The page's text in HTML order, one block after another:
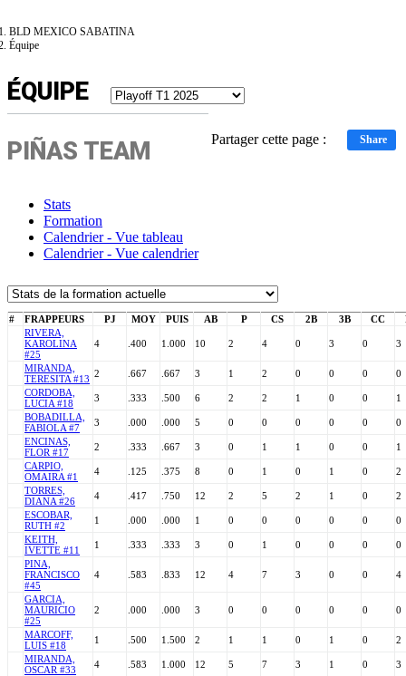
BLD MEXICO SABATINA
Équipe
ÉQUIPE
Partager cette page : Share
PIÑAS TEAM
Stats
Formation
Calendrier - Vue tableau
Calendrier - Vue calendrier
# FRAPPEURS PJ MOY PUIS AB P CS 2B 3B CC
RIVERA,
KAROLINA
#25
4 .400 1.000 10 2 4 0 3 0 3
MIRANDA,
TERESITA #13 2 .667 .667 3 1 2 0 0 0
0
CORDOBA,
LUCIA #18
3 .333 .500 6 2 2 1 0 0
1
BOBADILLA,
FABIOLA #7
3 .000 .000 5 0 0 0 0 0
0
ENCINAS,
FLOR #17
2 .333 .667 3 0 1 1 0 0
1
CARPIO,
OMAIRA #1
4 .125 .375 8 0 1 0 1 0
2
TORRES,
DIANA #26
4 .417 .750 12 2 5 2 1 0
2
ESCOBAR,
RUTH #2
1 .000 .000 1 0 0 0 0 0
0
KEITH,
IVETTE #11
1 .333 .333 3 0 1 0 0 0
0
PINA,
FRANCISCO
#45
4 .583 .833 12 4 7 3 0 0 4
GARCIA,
MAURICIO
#25
2 .000 .000 3 0 0 0 0 0 0
MARCOFF,
LUIS #18
1 .500 1.500 2 1 1 0 1 0
2
MIRANDA,
OSCAR #33
4 .583 1.000 12 5 7 3 1 0
3